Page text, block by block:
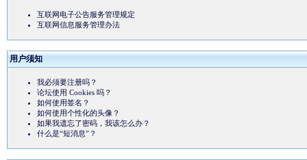
互联网电子公告服务管理规定
互联网信息服务管理办法
用户须知
我必须要注册吗？
论坛使用 Cookies 吗？
如何使用签名？
如何使用个性化的头像？
如果我遗忘了密码，我该怎么办？
什么是“短消息”？